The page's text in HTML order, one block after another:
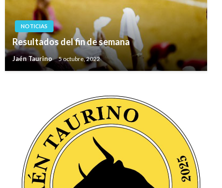
NOTICIAS
Resultados del fin de semana
Jaén Taurino 5 octubre, 2022